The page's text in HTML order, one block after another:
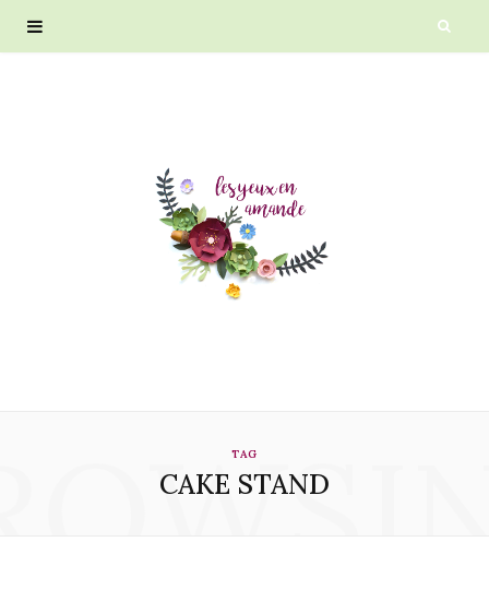
TAG
CAKE STAND